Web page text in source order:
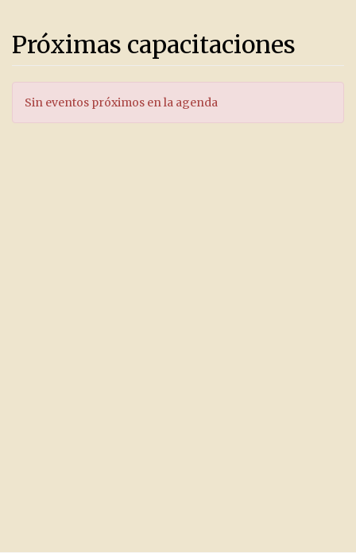
Próximas capacitaciones
Sin eventos próximos en la agenda